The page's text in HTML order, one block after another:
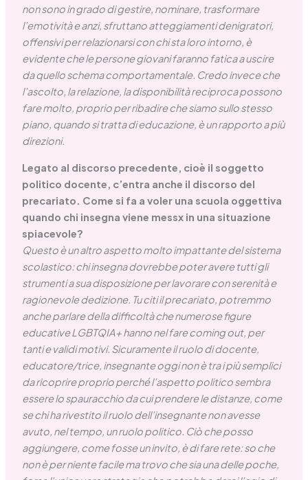
non sono in grado di gestire, nominare, trasformare
l’emotività e anzi, sfruttano atteggiamenti denigratori,
offensivi per relazionarsi con chi sta loro intorno, è
evidente che le persone giovani faranno fatica a uscire
da quello schema comportamentale. Credo invece che
l’ascolto, la relazione, la disponibilità reciproca possono
fare molto, proprio per ribadire che siamo sullo stesso
piano, quando si tratta di educazione, è un rapporto a più
direzioni.
Legato al discorso precedente, cioè il soggetto
politico docente, c’entra anche il discorso del
precariato. Come si fa a voler una scuola oggettiva
quando chi insegna viene messx in una situazione
spiacevole?
Questo è un altro aspetto molto impattante del sistema
scolastico: chi insegna dovrebbe poter avere tutti gli
strumenti a sua disposizione per lavorare con serenità e
ragionevole dedizione. Tu citi il precariato, potremmo
anche parlare della difficoltà che numerose figure
educative LGBTQIA+ hanno nel fare coming out, per
tanti e validi motivi. Sicuramente il ruolo di docente,
educatore/trice, insegnante oggi non è tra i più semplici
da ricoprire proprio perché l’aspetto politico sembra
essere lo spauracchio da cui prendere le distanze, come
se chi ha rivestito il ruolo dell’insegnante non avesse
avuto, nel tempo, un ruolo politico. Ciò che posso
aggiungere, come fosse un invito, è di fare rete: so che
non è per niente facile ma trovo che sia una delle poche,